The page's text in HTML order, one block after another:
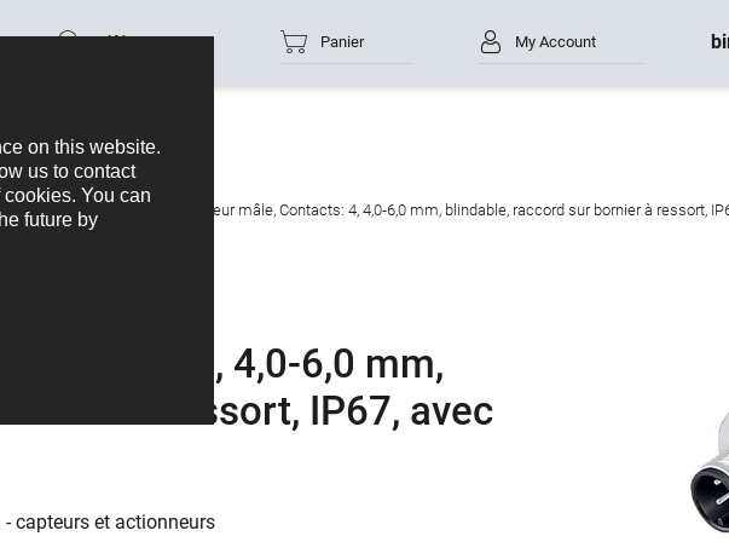
Référence Panier My Account
M12-A M12 Connecteur mâle, Contacts: 4, 4,0-6,0 mm, blindable, raccord sur bornier à ressort,
4, 4,0-6,0 mm,
à ressort, IP67, avec
- capteurs et actionneurs